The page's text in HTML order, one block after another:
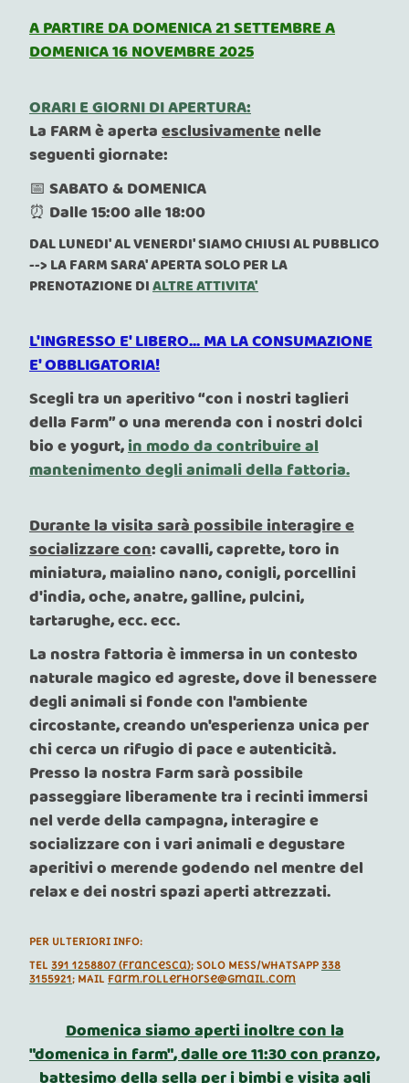
A PARTIRE DA DOMENICA 21 SETTEMBRE A
DOMENICA 16 NOVEMBRE 2025
ORARI E GIORNI DI APERTURA:
La FARM è apertaesclusivamentenelle
seguenti giornate:
📅 SABATO & DOMENICA
⏰ Dalle 15:00 alle 18:00
DAL LUNEDI' AL VENERDI' SIAMO CHIUSI AL PUBBLICO
--> LA FARM SARA' APERTA SOLO PER LA
PRENOTAZIONE DIALTRE ATTIVITA'
L'INGRESSO E' LIBERO... MA LA CONSUMAZIONE
E' OBBLIGATORIA!
Scegli tra un aperitivo “con i nostri taglieri
della Farm” o una merenda con i nostri dolci
bio e yogurt,in modo da contribuire al
mantenimento degli animali della fattoria.
Durante la visita sarà possibile interagire e
socializzare con: cavalli, caprette, toro in
miniatura, maialino nano, conigli, porcellini
d'india, oche, anatre, galline, pulcini,
tartarughe, ecc. ecc.
La nostra fattoria è immersa in un contesto
naturale magico ed agreste, dove il benessere
degli animali si fonde con l'ambiente
circostante, creando un'esperienza unica per
chi cerca un rifugio di pace e autenticità.
Presso la nostra Farm sarà possibile
passeggiare liberamente tra i recinti immersi
nel verde della campagna, interagire e
socializzare con i vari animali e degustare
aperitivi o merende godendo nel mentre del
relax e dei nostri spazi aperti attrezzati.
PER ULTERIORI INFO:
TEL 391 1258807 (Francesca); SOLO MESS/WHATSAPP 338
3155921; MAIL farm.rollerhorse@gmail.com
Domenica siamo aperti inoltre con la
"domenica in farm", dalle ore 11:30 con pranzo,
battesimo della sella per i bimbi e visita agli